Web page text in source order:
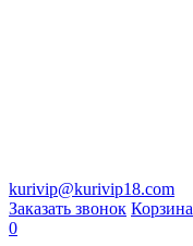
kurivip@kurivip18.com
Заказать звонок Корзина
0